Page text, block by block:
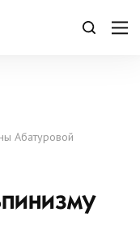
Абатуровой